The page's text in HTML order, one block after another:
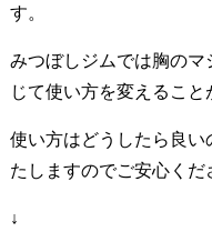
す。
みつぼしジムでは胸の
じて使い方を変えること
使い方はどうしたら良
たしますのでご安心くだ
↓